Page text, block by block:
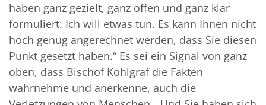
haben ganz gezielt, ganz offen und ganz klar
formuliert: Ich will etwas tun. Es kann Ihnen nicht
hoch genug angerechnet werden, dass Sie diesen
Punkt gesetzt haben.“ Es sei ein Signal von ganz
oben, dass Bischof Kohlgraf die Fakten
wahrnehme und anerkenne, auch die